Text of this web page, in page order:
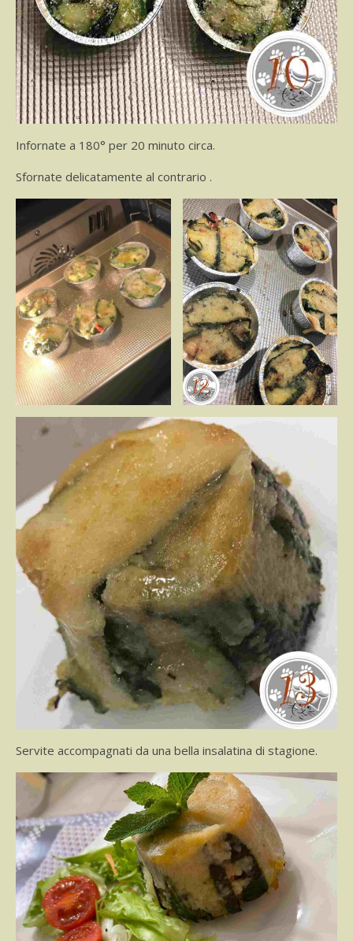
Infornate a 180° per 20 minuto circa.
Sfornate delicatamente al contrario .
Servite accompagnati da una bella insalatina di stagione.